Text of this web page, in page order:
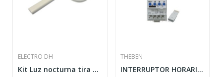
ELECTRO DH
Kit Luz nocturna tira LED a pilas
THEBEN
INTERRUPTOR HORARIO DIGITAL TR622TOP2 2 CANAL...